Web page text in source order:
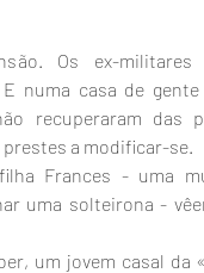
Os ex-
E numa casa de
recuperaram das
prestes a modificar-se.
Frances - uma
uma solteirona -
um jovem casal da